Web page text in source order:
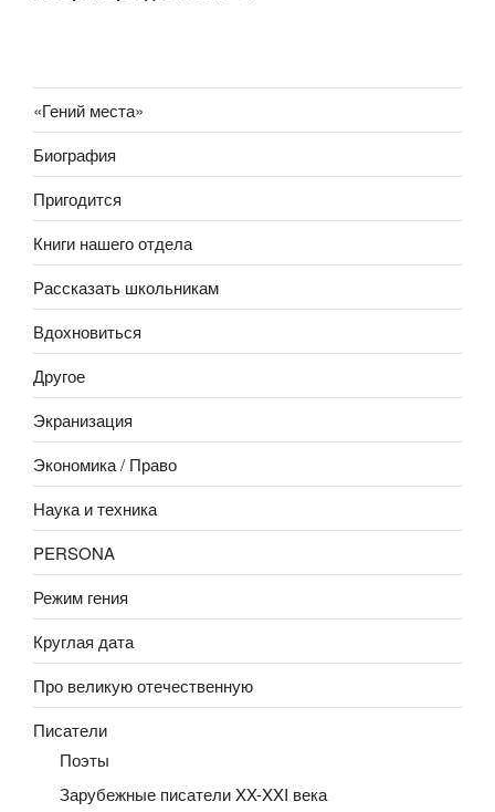
«Гений места»
Биография
Пригодится
Книги нашего отдела
Рассказать школьникам
Вдохновиться
Другое
Экранизация
Экономика / Право
Наука и техника
PERSONA
Режим гения
Круглая дата
Про великую отечественную
Писатели
Поэты
Зарубежные писатели XX-XXI века